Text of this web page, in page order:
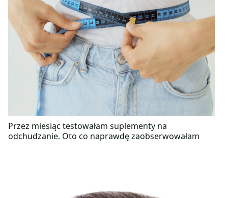
Przez miesiąc testowałam suplementy na
odchudzanie. Oto co naprawdę zaobserwowałam